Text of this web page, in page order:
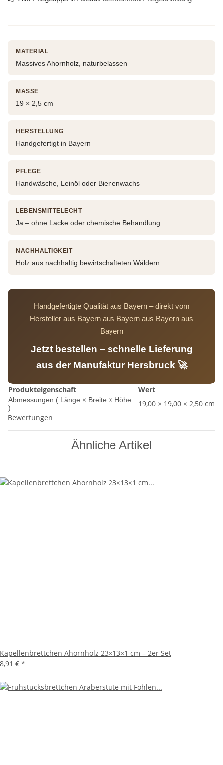
MATERIAL
Massives Ahornholz, naturbelassen
MASSE
19 × 2,5 cm
HERSTELLUNG
Handgefertigt in Bayern
PFLEGE
Handwäsche, Leinöl oder Bienenwachs
LEBENSMITTELECHT
Ja – ohne Lacke oder chemische Behandlung
NACHHALTIGKEIT
Holz aus nachhaltig bewirtschafteten Wäldern
Handgefertigte Qualität aus Bayern – direkt vom
Hersteller aus Bayern aus Bayern aus Bayern aus
Bayern
Jetzt bestellen – schnelle Lieferung
aus der Manufaktur Hersbruck 🚀
Produkteigenschaft Wert
Abmessungen ( Länge × Breite × Höhe
):
19,00 × 19,00 × 2,50 cm
Bewertungen
Ähnliche Artikel
Kapellenbrettchen Ahornholz 23×13×1 cm – 2er Set
8,91 € *